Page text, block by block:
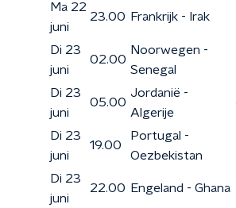
Ma 22
juni
23.00 Frankrijk - Irak
Di 23
juni
02.00
Noorwegen -
Senegal
Di 23
juni
05.00
Jordanië -
Algerije
Di 23
juni
19.00
Portugal -
Oezbekistan
Di 23
juni
22.00 Engeland - Ghana